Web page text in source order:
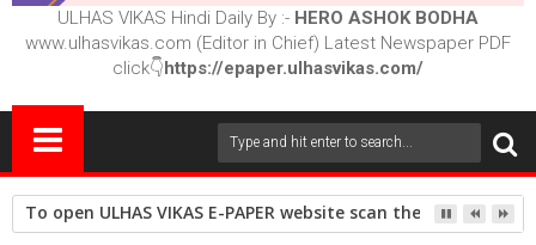
ULHAS VIKAS Hindi Daily By :- HERO ASHOK BODHA
www.ulhasvikas.com (Editor in Chief) Latest Newspaper PDF
click👇https://epaper.ulhasvikas.com/
To open ULHAS VIKAS E-PAPER website scan the QR